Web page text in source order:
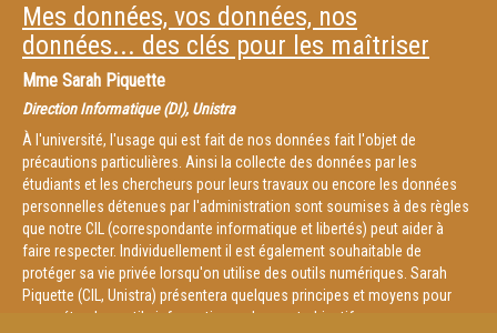
Mes données, vos données, nos
données... des clés pour les maîtriser
Mme Sarah Piquette
Direction Informatique (DI), Unistra
À l'université, l'usage qui est fait de nos données fait l'objet de
précautions particulières. Ainsi la collecte des données par les
étudiants et les chercheurs pour leurs travaux ou encore les données
personnelles détenues par l'administration sont soumises à des règles
que notre CIL (correspondante informatique et libertés) peut aider à
faire respecter. Individuellement il est également souhaitable de
protéger sa vie privée lorsqu'on utilise des outils numériques. Sarah
Piquette (CIL, Unistra) présentera quelques principes et moyens pour
paramétrer les outils informatiques dans cet objectif.